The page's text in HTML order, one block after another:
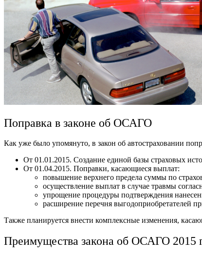
Поправка в законе об ОСАГО
Как уже было упомянуто, в закон об автостраховании
От 01.01.2015. Создание единой базы страховых
От 01.04.2015. Поправки, касающиеся выплат:
повышение верхнего предела суммы по
осуществление выплат в случае травмы
упрощение процедуры подтверждения
расширение перечня выгодоприобретателей
Также планируется внести комплексные изменения,
Преимущества закона об ОСАГО 2015